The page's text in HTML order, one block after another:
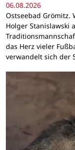
06.08.2026
Ostseebad Grömitz.
Holger Stanislawski
das Herz vieler
verwandelt sich der